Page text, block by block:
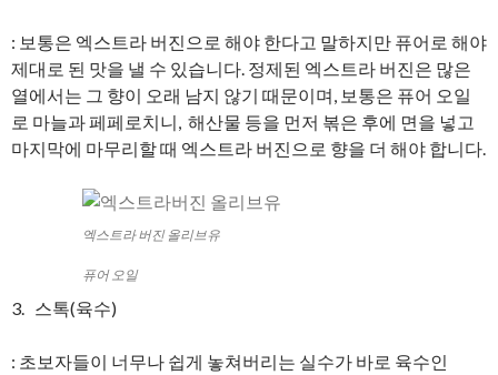
: 보통은 엑스트라 버진으로 해야 한다고 말하지만 퓨어로 해야
제대로 된 맛을 낼 수 있습니다. 정제된 엑스트라 버진은 많은
열에서는 그 향이 오래 남지 않기 때문이며, 보통은 퓨어 오일
로 마늘과 페페로치니, 해산물 등을 먼저 볶은 후에 면을 넣고
마지막에 마무리할 때 엑스트라 버진으로 향을 더 해야 합니다.
엑스트라 버진 올리브유
퓨어 오일
3. 스톡(육수)
: 초보자들이 너무나 쉽게 놓쳐버리는 실수가 바로 육수인